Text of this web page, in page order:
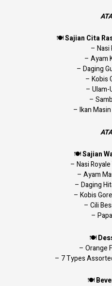
🍽Sajian Cita
– Nasi
– Ayam
– Daging
– Kobis
– Ulam-
–
– Ikan
🍽Sajian
– Nasi
– Ayam
– Daging
– Kobis
– Cili
–
🍽️
– Orange
– 7 Types
🍽️